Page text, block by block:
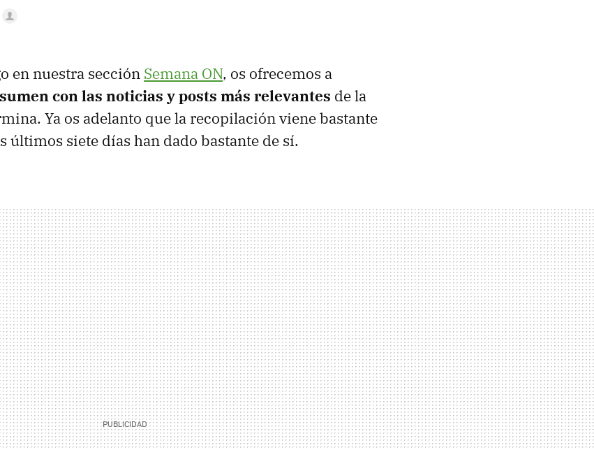
en nuestra sección Semana ON, os ofrecemos a
con las noticias y posts más relevantes de la
Ya os adelanto que la recopilación viene bastante
últimos siete días han dado bastante de sí.